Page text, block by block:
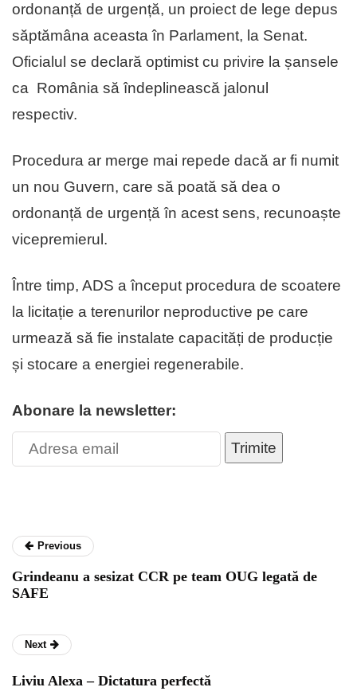
ordonanță de urgență, un proiect de lege depus
săptămâna aceasta în Parlament, la Senat.
Oficialul se declară optimist cu privire la șansele
ca România să îndeplinească jalonul
respectiv.
Procedura ar merge mai repede dacă ar fi numit
un nou Guvern, care să poată să dea o
ordonanță de urgență în acest sens, recunoaște
vicepremierul.
Între timp, ADS a început procedura de scoatere
la licitație a terenurilor neproductive pe care
urmează să fie instalate capacități de producție
și stocare a energiei regenerabile.
Abonare la newsletter:
Trimite
Previous
Grindeanu a sesizat CCR pe team OUG legată de
SAFE
Next
Liviu Alexa – Dictatura perfectă